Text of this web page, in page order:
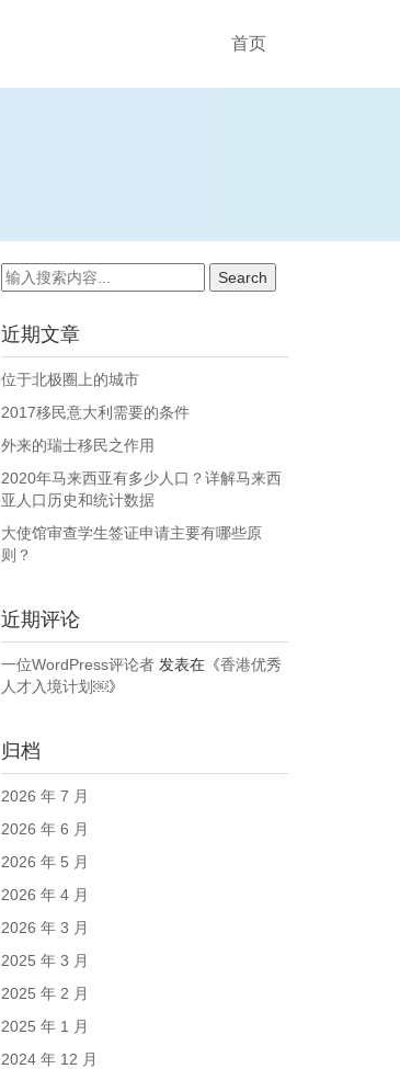
首页
近期文章
位于北极圈上的城市
2017移民意大利需要的条件
外来的瑞士移民之作用
2020年马来西亚有多少人口？详解马来西
亚人口历史和统计数据
大使馆审查学生签证申请主要有哪些原
则？
近期评论
一位WordPress评论者发表在《香港优秀
人才入境计划￼》
归档
2026 年 7 月
2026 年 6 月
2026 年 5 月
2026 年 4 月
2026 年 3 月
2025 年 3 月
2025 年 2 月
2025 年 1 月
2024 年 12 月